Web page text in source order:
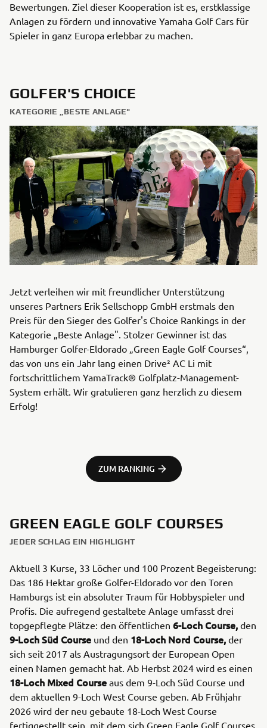
Bewertungen. Ziel dieser Kooperation ist es, erstklassige
Anlagen zu fördern und innovative Yamaha Golf Cars für
Spieler in ganz Europa erlebbar zu machen.
GOLFER'S CHOICE
KATEGORIE „BESTE ANLAGE"
Jetzt verleihen wir mit freundlicher Unterstützung
unseres Partners Erik Sellschopp GmbH erstmals den
Preis für den Sieger des Golfer's Choice Rankings in der
Kategorie „Beste Anlage". Stolzer Gewinner ist das
Hamburger Golfer-Eldorado „Green Eagle Golf Courses“,
das von uns ein Jahr lang einen Drive² AC Li mit
fortschrittlichem YamaTrack® Golfplatz-Management-
System erhält. Wir gratulieren ganz herzlich zu diesem
Erfolg!
ZUM RANKING
GREEN EAGLE GOLF COURSES
JEDER SCHLAG EIN HIGHLIGHT
Aktuell 3 Kurse, 33 Löcher und 100 Prozent Begeisterung:
Das 186 Hektar große Golfer-Eldorado vor den Toren
Hamburgs ist ein absoluter Traum für Hobbyspieler und
Profis. Die aufregend gestaltete Anlage umfasst drei
topgepflegte Plätze: den öffentlichen 6-Loch Course, den
9-Loch Süd Course und den 18-Loch Nord Course, der
sich seit 2017 als Austragungsort der European Open
einen Namen gemacht hat. Ab Herbst 2024 wird es einen
18-Loch Mixed Course aus dem 9-Loch Süd Course und
dem aktuellen 9-Loch West Course geben. Ab Frühjahr
2026 wird der neu gebaute 18-Loch West Course
fertiggestellt sein, mit dem sich Green Eagle Golf Courses